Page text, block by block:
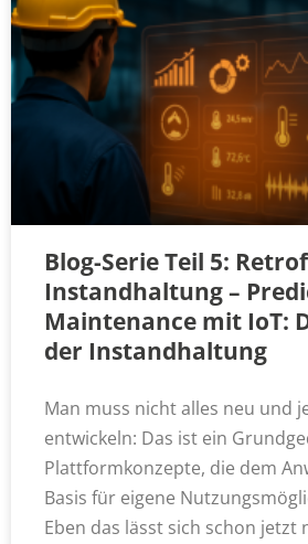
Blog-Serie Teil 5:
Instandhaltung –
Maintenance mit IoT:
der Instandhaltung
Man muss nicht alles neu und
entwickeln: Das ist ein
Plattformkonzepte, die dem
Basis für eigene
Eben das lässt sich schon jetzt